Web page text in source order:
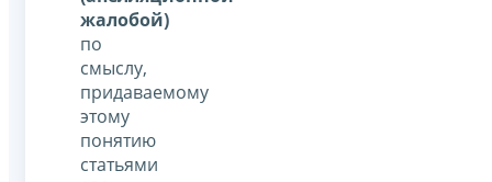
жалобой)
по
смыслу,
придаваемому
этому
понятию
статьями